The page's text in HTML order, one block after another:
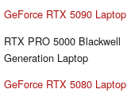
GeForce RTX 5090 Laptop
RTX PRO 5000 Blackwell
Generation Laptop
GeForce RTX 5080 Laptop